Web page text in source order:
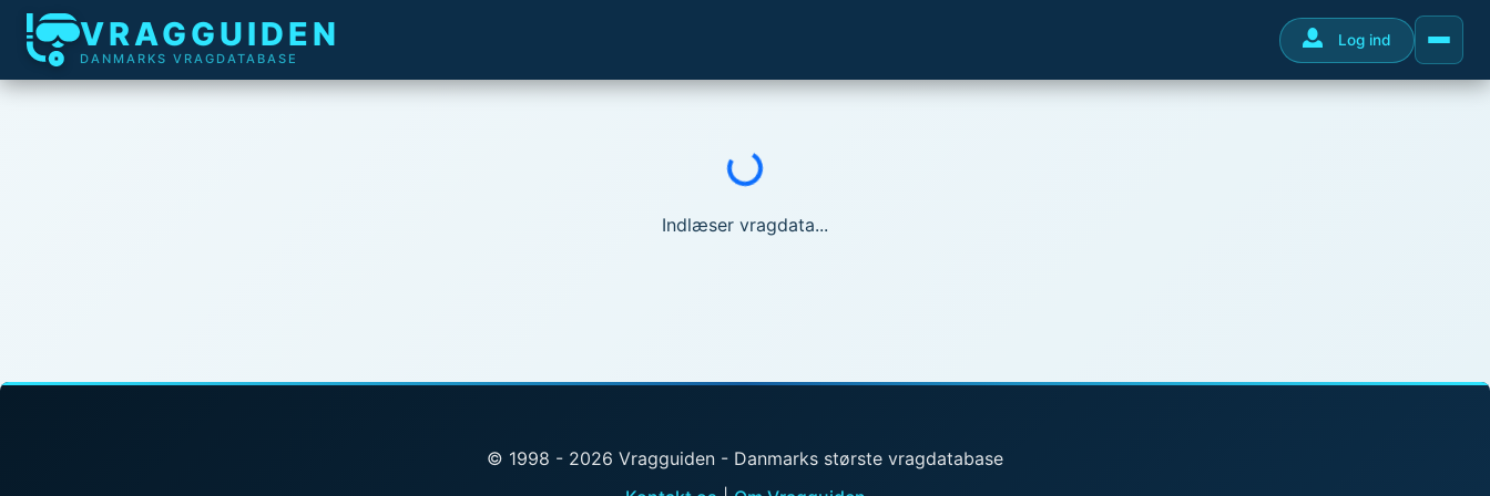
VRAGGUIDEN
DANMARKS VRAGDATABASE
Log ind
Indlæser...
Indlæser vragdata...
© 1998 - 2026 Vragguiden - Danmarks største vragdatabase